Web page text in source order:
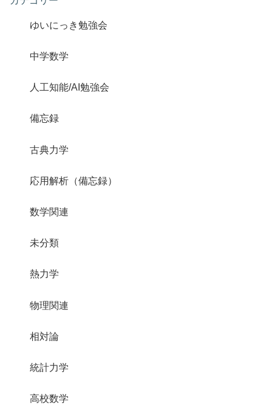
ゆいにっき勉強会
中学数学
人工知能/AI勉強会
備忘録
古典力学
応用解析（備忘録）
数学関連
未分類
熱力学
物理関連
相対論
統計力学
高校数学